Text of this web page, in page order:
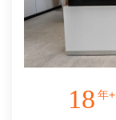
18 年+